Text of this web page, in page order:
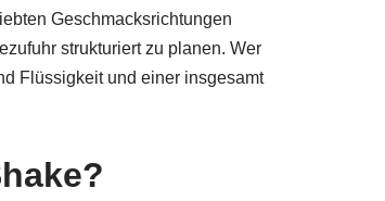
Geschmacksrichtungen
strukturiert zu planen. Wer
Flüssigkeit und einer insgesamt